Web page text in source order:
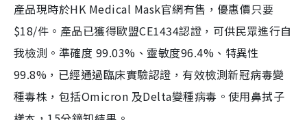
產品現時於HK Medical Mask官網有售，優惠價只要
$18/件。產品已獲得歐盟CE1434認證，可供民眾進行自
我檢測。準確度 99.03%、靈敏度96.4%、特異性
99.8%，已經通過臨床實驗認證，有效檢測新冠病毒變
種毒株，包括Omicron 及Delta變種病毒。使用鼻拭子